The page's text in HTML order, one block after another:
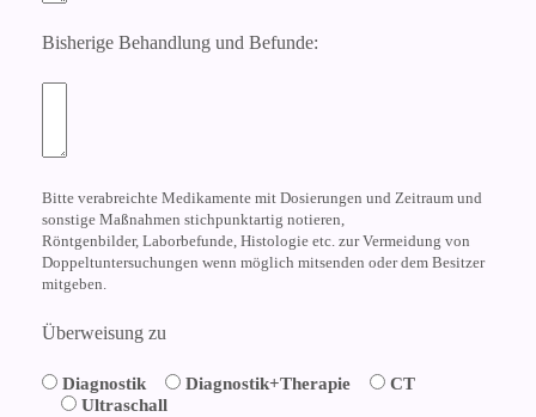
Bisherige Behandlung und Befunde:
Bitte verabreichte Medikamente mit Dosierungen und Zeitraum und
sonstige Maßnahmen stichpunktartig notieren,
Röntgenbilder, Laborbefunde, Histologie etc. zur Vermeidung von
Doppeltuntersuchungen wenn möglich mitsenden oder dem Besitzer
mitgeben.
Überweisung zu
Diagnostik Diagnostik+Therapie
CT
Ultraschall